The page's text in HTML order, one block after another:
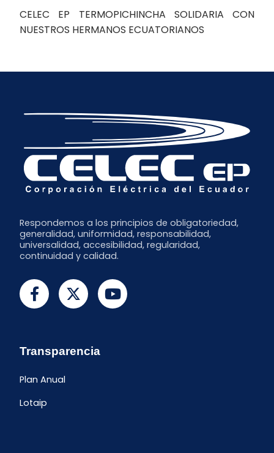
CELEC EP TERMOPICHINCHA SOLIDARIA CON
NUESTROS HERMANOS ECUATORIANOS
Respondemos a los principios de obligatoriedad,
generalidad, uniformidad, responsabilidad,
universalidad, accesibilidad, regularidad,
continuidad y calidad.
Transparencia
Plan Anual
Lotaip